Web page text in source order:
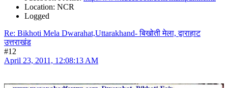
Location: NCR
Logged
Re: Bikhoti Mela Dwarahat,Uttarakhand- बिखोती मेला, द्वाराहाट
उत्तराखंड
#12
April 23, 2011, 12:08:13 AM